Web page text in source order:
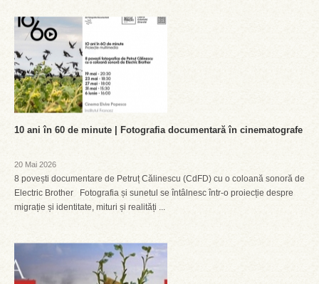
10 ani în 60 de minute | Fotografia documentară în cinematografe
20 Mai 2026
8 povești documentare de Petruț Călinescu (CdFD) cu o coloană sonoră de
Electric Brother Fotografia și sunetul se întâlnesc într-o proiecție despre
migrație și identitate, mituri și realități ...